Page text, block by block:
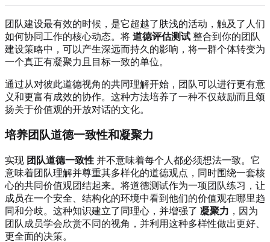
团队建设最有效的时候，是它超越了肤浅的活动，触及了人们
如何协同工作的核心动态。将 道德评估测试 整合到你的团队
建设策略中，可以产生深远而持久的影响，将一群个体转变为
一个真正有凝聚力且目标一致的单位。
通过从对彼此道德视角的共同理解开始，团队可以进行更有意
义和更富有成效的协作。这种方法培养了一种不仅鼓励而且颂
扬关于价值观的开放对话的文化。
培养团队道德一致性和凝聚力
实现 团队道德一致性 并不意味着每个人都必须想法一致。它
意味着团队理解并尊重其多样化的道德观点，同时围绕一套核
心的共同价值观团结起来。将道德测试作为一项团队练习，让
成员在一个安全、结构化的环境中看到他们的价值观在哪里趋
同和分歧。这种知识建立了同理心，并增强了 凝聚力 ，因为
团队成员学会欣赏不同的视角，并利用这种多样性做出更好、
更全面的决策。